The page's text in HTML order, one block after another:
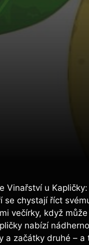
Vinařství u
se chystají říct
večírky, když
nabízí
a začátky druhé –